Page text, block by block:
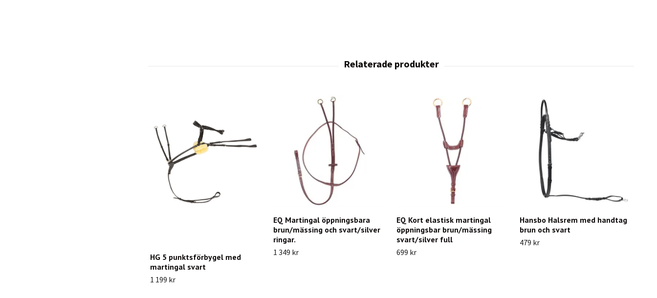
HG 5 punktsförbygel med
martingal svart
1 199 kr
EQ Martingal öppningsbara
brun/mässing och svart/silver
ringar.
1 349 kr
EQ Kort elastisk martingal
öppningsbar brun/mässing
svart/silver full
699 kr
Hansbo Halsrem med handtag
brun och svart
479 kr